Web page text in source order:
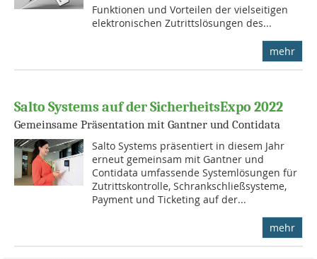
Funktionen und Vorteilen der vielseitigen
elektronischen Zutrittslösungen des...
mehr
Salto Systems auf der SicherheitsExpo 2022
Gemeinsame Präsentation mit Gantner und Contidata
Salto Systems präsentiert in diesem Jahr
erneut gemeinsam mit Gantner und
Contidata umfassende Systemlösungen für
Zutrittskontrolle, Schrankschließsysteme,
Payment und Ticketing auf der...
mehr